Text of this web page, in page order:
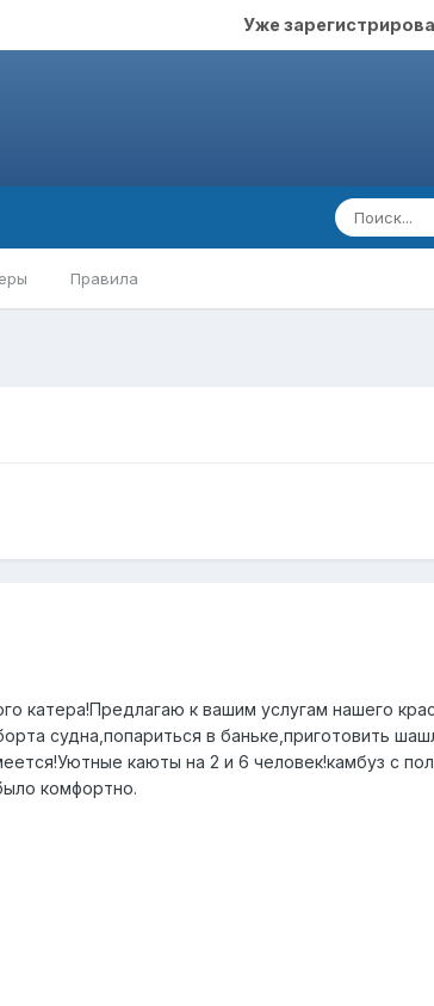
Уже
Правила
катера!Предлагаю к вашим услугам нашего
судна,попариться в баньке,приготовить
каюты на 2 и 6 человек!камбуз с
комфортно.